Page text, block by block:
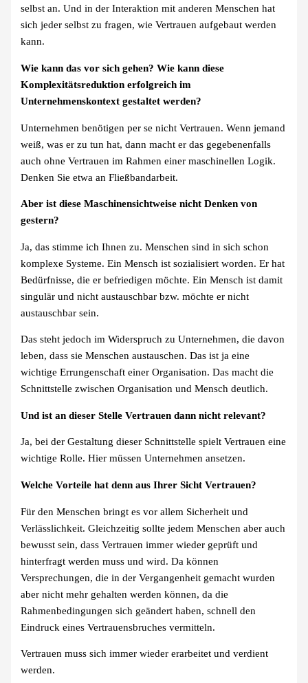
selbst an. Und in der Interaktion mit anderen Menschen hat
sich jeder selbst zu fragen, wie Vertrauen aufgebaut werden
kann.
Wie kann das vor sich gehen? Wie kann diese
Komplexitätsreduktion erfolgreich im
Unternehmenskontext gestaltet werden?
Unternehmen benötigen per se nicht Vertrauen. Wenn jemand
weiß, was er zu tun hat, dann macht er das gegebenenfalls
auch ohne Vertrauen im Rahmen einer maschinellen Logik.
Denken Sie etwa an Fließbandarbeit.
Aber ist diese Maschinensichtweise nicht Denken von
gestern?
Ja, das stimme ich Ihnen zu. Menschen sind in sich schon
komplexe Systeme. Ein Mensch ist sozialisiert worden. Er hat
Bedürfnisse, die er befriedigen möchte. Ein Mensch ist damit
singulär und nicht austauschbar bzw. möchte er nicht
austauschbar sein.
Das steht jedoch im Widerspruch zu Unternehmen, die davon
leben, dass sie Menschen austauschen. Das ist ja eine
wichtige Errungenschaft einer Organisation. Das macht die
Schnittstelle zwischen Organisation und Mensch deutlich.
Und ist an dieser Stelle Vertrauen dann nicht relevant?
Ja, bei der Gestaltung dieser Schnittstelle spielt Vertrauen eine
wichtige Rolle. Hier müssen Unternehmen ansetzen.
Welche Vorteile hat denn aus Ihrer Sicht Vertrauen?
Für den Menschen bringt es vor allem Sicherheit und
Verlässlichkeit. Gleichzeitig sollte jedem Menschen aber auch
bewusst sein, dass Vertrauen immer wieder geprüft und
hinterfragt werden muss und wird. Da können
Versprechungen, die in der Vergangenheit gemacht wurden
aber nicht mehr gehalten werden können, da die
Rahmenbedingungen sich geändert haben, schnell den
Eindruck eines Vertrauensbruches vermitteln.
Vertrauen muss sich immer wieder erarbeitet und verdient
werden.